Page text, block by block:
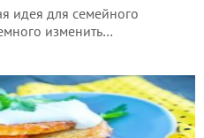
идея для семейного
изменить…